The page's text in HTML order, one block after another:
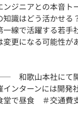
ンジニアとの本音ト
知識はどう活かせる
一線で活躍する若手
更になる可能性が
和歌山本社に
インターンには開発
堂で昼食 ＃交通費